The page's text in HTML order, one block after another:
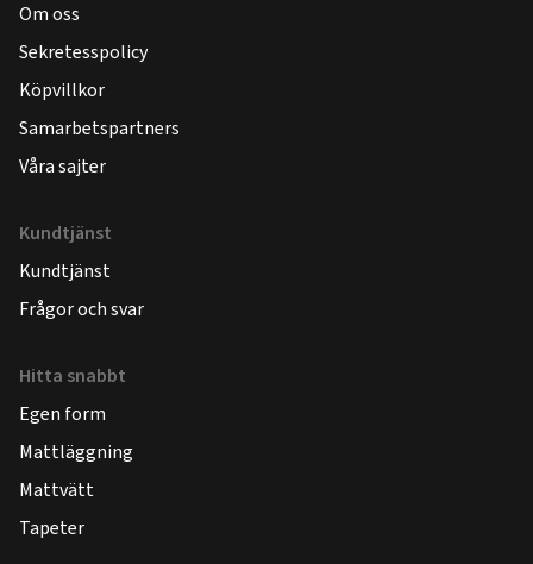
Om oss
Sekretesspolicy
Köpvillkor
Samarbetspartners
Våra sajter
Kundtjänst
Kundtjänst
Frågor och svar
Hitta snabbt
Egen form
Mattläggning
Mattvätt
Tapeter